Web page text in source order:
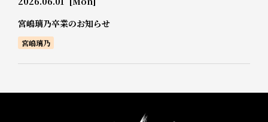
宮嶋璃乃卒業のお知らせ
宮嶋璃乃